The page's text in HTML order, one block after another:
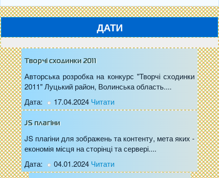
ДАТИ
Творчі сходинки 2011
Авторська розробка на конкурс "Творчі сходинки
2011" Луцький район, Волинська область....
Дата:
17.04.2024 Читати
JS плагіни
JS плагіни для зображень та контенту, мета яких -
економія місця на сторінці та сервері....
Дата:
04.01.2024 Читати